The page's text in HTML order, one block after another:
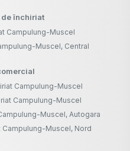
de închiriat
Campulung-Muscel
Muscel, Central
Campulung-Muscel
Campulung-Muscel
Muscel, Autogara
Muscel, Nord